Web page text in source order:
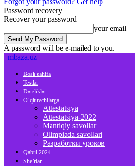
Forgot your password? Get help
Password recovery
Recover your password
your email
A password will be e-mailed to you.
mbaza.uz
Bosh sahifa
Testlar
Darsliklar
O’qituvchilarga
Attestatsiya
Attestatsiya-2022
Mantiqiy savollar
Olimpiada savollari
Разработки уроков
Qabul 2024
She’rlar